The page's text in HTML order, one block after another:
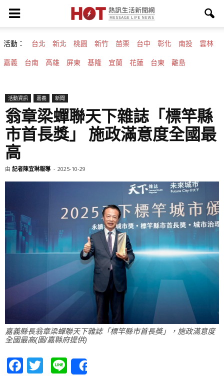
活動： 台北 新北 桃園 新竹 苗栗 台中 彰化 南投 雲林
嘉義 台南 高雄 屏東 基隆 宜蘭 花蓮 台東 離島
活動資訊 嘉義 新聞
翁章梁蟬聯天下雜誌「標竿縣
市首長獎」 施政滿意度全國最
高
由 記者陳宜琳報導 - 2025-10-29
嘉義縣長翁章梁蟬聯天下雜誌「標竿縣市首長獎」，施政滿意度
全國最高(圖/嘉縣府提供)
Facebook
Twitter
Line